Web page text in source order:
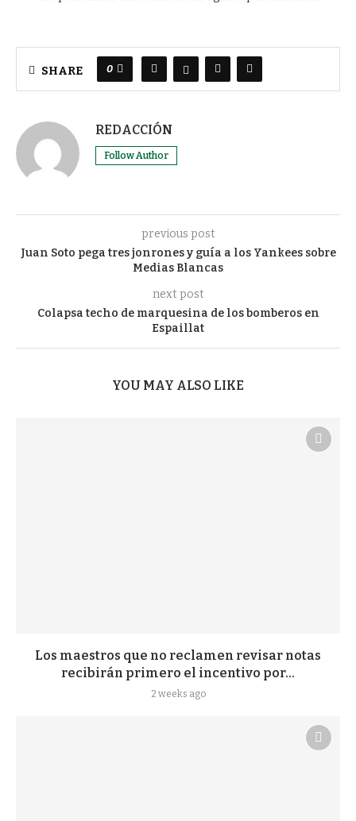
SHARE 0
REDACCIÓN
Follow Author
previous post
Juan Soto pega tres jonrones y guía a los Yankees sobre
Medias Blancas
next post
Colapsa techo de marquesina de los bomberos en
Espaillat
YOU MAY ALSO LIKE
Los maestros que no reclamen revisar notas
recibirán primero el incentivo por...
2 weeks ago